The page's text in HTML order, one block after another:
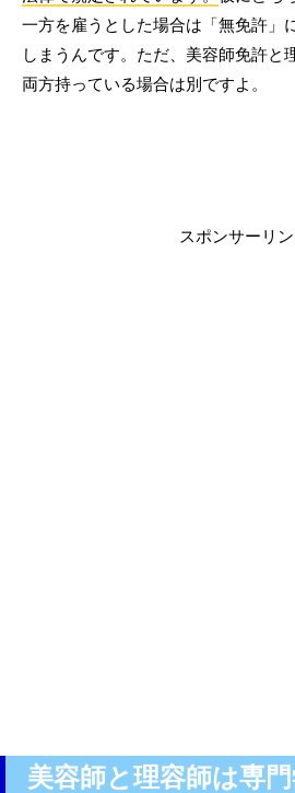
一方を雇うとした場合は「無免許」
しまうんです。ただ、美容師免許と
両方持っている場合は別ですよ。
スポンサーリ
美容師と理容師は専